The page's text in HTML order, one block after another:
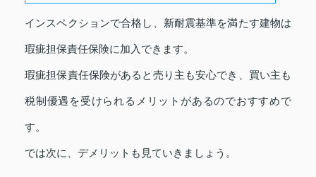
インスペクションで合格し、新耐震基準を満たす建物は
瑕疵担保責任保険に加入できます。
瑕疵担保責任保険があると売り主も安心でき、買い主も
税制優遇を受けられるメリットがあるのでおすすめで
す。
では次に、デメリットも見ていきましょう。